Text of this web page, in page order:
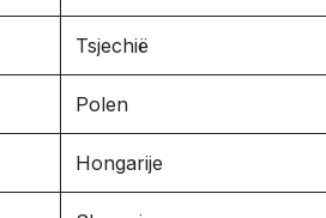
Tsjechië
Polen
Hongarije